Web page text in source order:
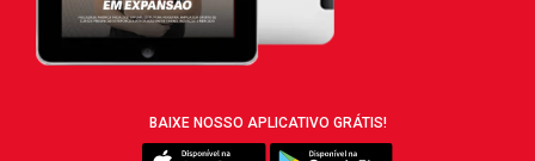
BAIXE NOSSO APLICATIVO GRÁTIS!